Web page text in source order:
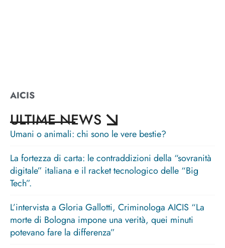
AICIS
ULTIME NEWS
Umani o animali: chi sono le vere bestie?
La fortezza di carta: le contraddizioni della “sovranità
digitale” italiana e il racket tecnologico delle “Big
Tech”.
L’intervista a Gloria Gallotti, Criminologa AICIS “La
morte di Bologna impone una verità, quei minuti
potevano fare la differenza”